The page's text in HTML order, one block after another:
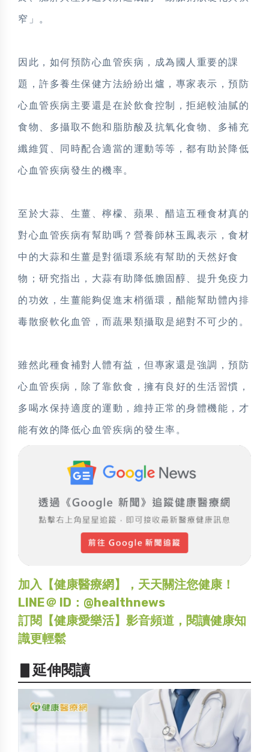
窄」。
因此，如何預防心血管疾病，成為國人重要的課
題，許多養生保健方法紛紛出爐，專家表示，預防
心血管疾病主要還是在於飲食控制，拒絕較油膩的
食物、多攝取不飽和脂肪酸及抗氧化食物、多補充
纖維質、同時配合適當的運動等等，都有助於降低
心血管疾病發生的機率。
至於大蒜、生薑、檸檬、蘋果、醋這五種食材真的
對心血管疾病有幫助嗎？營養師林玉鳳表示，食材
中的大蒜和生薑是對循環系統有幫助的天然好食
物；研究指出，大蒜有助降低膽固醇、提升免疫力
的功效，生薑能夠促進末梢循環，醋能幫助體內排
毒散瘀軟化血管，而蔬果類攝取是絕對不可少的。
雖然此種食補對人體有益，但專家還是強調，預防
心血管疾病，除了靠飲食，擁有良好的生活習慣，
多喝水保持適度的運動，維持正常的身體機能，才
能有效的降低心血管疾病的發生率。
加入【健康醫療網】，天天關注您健康！
LINE＠ ID：@healthnews
訂閱【健康愛樂活】影音頻道，閱讀健康知
識更輕鬆
▋延伸閱讀